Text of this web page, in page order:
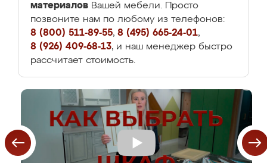
материалов Вашей мебели. Просто
позвоните нам по любому из телефонов:
8 (800) 511-89-55, 8 (495) 665-24-01,
8 (926) 409-68-13, и наш менеджер быстро
рассчитает стоимость.